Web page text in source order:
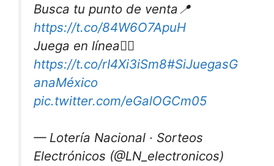
Busca tu punto de venta📍
https://t.co/84W6O7ApuH
Juega en línea👉🏽
https://t.co/rI4Xi3iSm8#SiJuegasG
anaMéxico
pic.twitter.com/eGalOGCm05
— Lotería Nacional · Sorteos
Electrónicos (@LN_electronicos)